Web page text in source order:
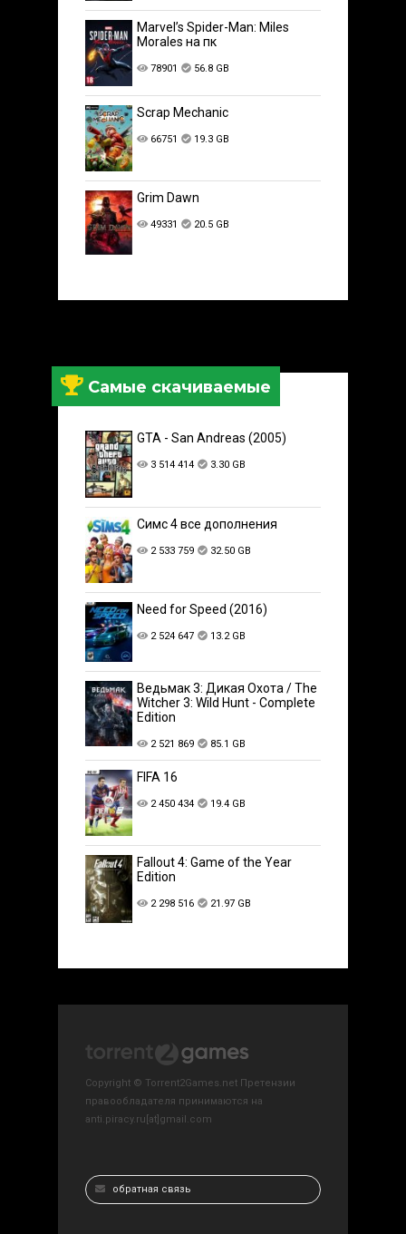
Marvel’s Spider-Man: Miles
Morales на пк
78901 56.8 GB
Scrap Mechanic
66751 19.3 GB
Grim Dawn
49331 20.5 GB
Самые скачиваемые
GTA - San Andreas (2005)
3 514 414 3.30 GB
Симс 4 все дополнения
2 533 759 32.50 GB
Need for Speed (2016)
2 524 647 13.2 GB
Ведьмак 3: Дикая Охота / The
Witcher 3: Wild Hunt - Complete
Edition
2 521 869 85.1 GB
FIFA 16
2 450 434 19.4 GB
Fallout 4: Game of the Year
Edition
2 298 516 21.97 GB
Copyright © Torrent2Games.net Претензии
правообладателя принимаются на
anti.piracy.ru[at]gmail.com
обратная связь